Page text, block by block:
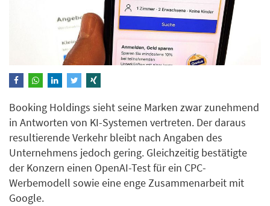
Booking Holdings sieht seine Marken zwar zunehmend
in Antworten von KI-Systemen vertreten. Der daraus
resultierende Verkehr bleibt nach Angaben des
Unternehmens jedoch gering. Gleichzeitig bestätigte
der Konzern einen OpenAI-Test für ein CPC-
Werbemodell sowie eine enge Zusammenarbeit mit
Google.